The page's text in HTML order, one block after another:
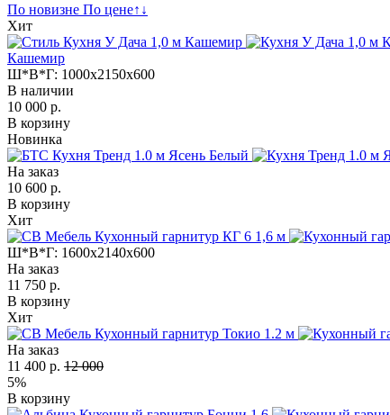
По новизне По цене↑ ↓
Хит
Кашемир
Ш*В*Г: 1000x2150x600
В наличии
10 000 р.
В корзину
Новинка
На заказ
10 600 р.
В корзину
Хит
Ш*В*Г: 1600x2140x600
На заказ
11 750 р.
В корзину
Хит
На заказ
11 400 р. 12 000
5%
В корзину